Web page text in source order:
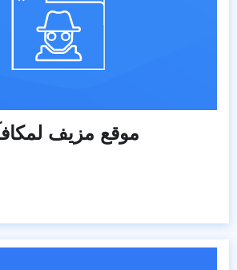
موقع مزيف